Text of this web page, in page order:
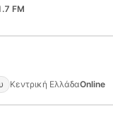
FM
Κεντρική ΕλλάδαOnline